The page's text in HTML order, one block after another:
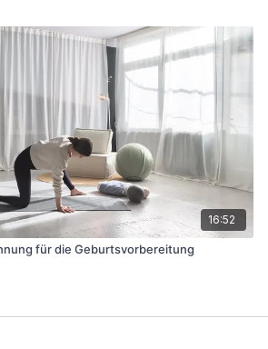
16:52
für die Geburtsvorbereitung